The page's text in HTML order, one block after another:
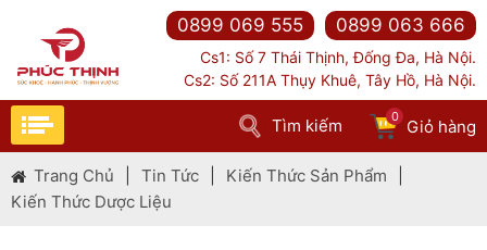
Cs1: Số 7 Thái Thịnh, Đống Đa, Hà Nội.
Cs2: Số 211A Thụy Khuê, Tây Hồ, Hà Nội.
Giỏ hàng
0
Tìm kiếm
0899 069 555 0899 063 666
Trang Chủ Tin Tức Kiến Thức Sản Phẩm
Kiến Thức Dược Liệu